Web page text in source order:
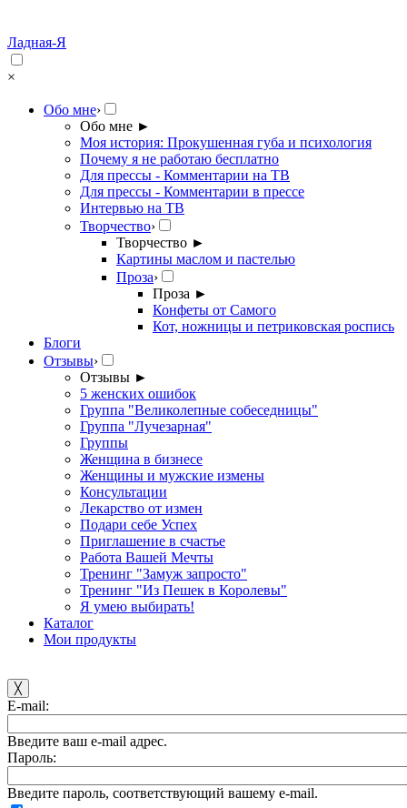
Ладная-Я
×
Обо мне›
Обо мне ►
Моя история: Прокушенная губа и психология
Почему я не работаю бесплатно
Для прессы - Комментарии на ТВ
Для прессы - Комментарии в прессе
Интервью на ТВ
Творчество›
Творчество ►
Картины маслом и пастелью
Проза›
Проза ►
Конфеты от Самого
Кот, ножницы и петриковская роспись
Блоги
Отзывы›
Отзывы ►
5 женских ошибок
Группа "Великолепные собеседницы"
Группа "Лучезарная"
Группы
Женщина в бизнесе
Женщины и мужские измены
Консультации
Лекарство от измен
Подари себе Успех
Приглашение в счастье
Работа Вашей Мечты
Тренинг "Замуж запросто"
Тренинг "Из Пешек в Королевы"
Я умею выбирать!
Каталог
Мои продукты
╳
E-mail:
Введите ваш e-mail адрес.
Пароль:
Введите пароль, соответствующий вашему e-mail.